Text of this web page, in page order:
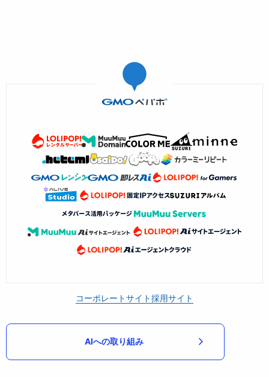
コーポレートサイト採用サイト
AIへの取り組み